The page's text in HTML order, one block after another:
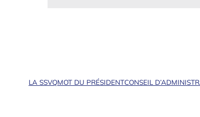
LA SSVQMOT DU PRÉSIDENTCONSEIL